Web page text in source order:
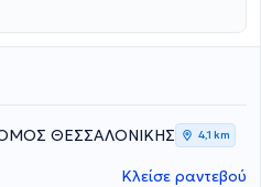
στο Πανεπιστημιακό
με εργασίες σε
σε διεθνή περιοδικά. Τέλος,
σε θυρεοειδή -
ΝΟΜΟΣ ΘΕΣΣΑΛΟΝΙΚΗΣ 4,1 km
Κλείσε ραντεβού